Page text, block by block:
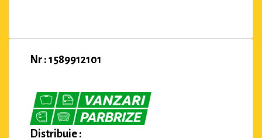
Nr : 1589912101
Distribuie :